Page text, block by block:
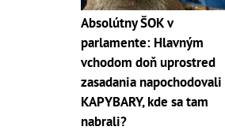
Absolútny ŠOK v
parlamente: Hlavným
vchodom doň uprostred
zasadania napochodovali
KAPYBARY, kde sa tam
nabrali?